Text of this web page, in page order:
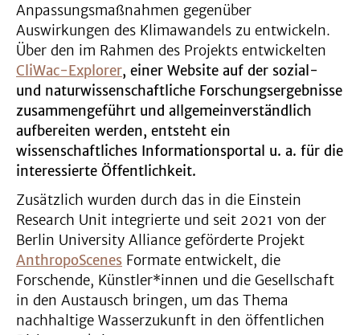
Anpassungsmaßnahmen gegenüber
Auswirkungen des Klimawandels zu entwickeln.
Über den im Rahmen des Projekts entwickelten
CliWac-Explorer, einer Website auf der sozial-
und naturwissenschaftliche Forschungsergebnisse
zusammengeführt und allgemeinverständlich
aufbereiten werden, entsteht ein
wissenschaftliches Informationsportal u. a. für die
interessierte Öffentlichkeit.
Zusätzlich wurden durch das in die Einstein
Research Unit integrierte und seit 2021 von der
Berlin University Alliance geförderte Projekt
AnthropoScenes Formate entwickelt, die
Forschende, Künstler*innen und die Gesellschaft
in den Austausch bringen, um das Thema
nachhaltige Wasserzukunft in den öffentlichen